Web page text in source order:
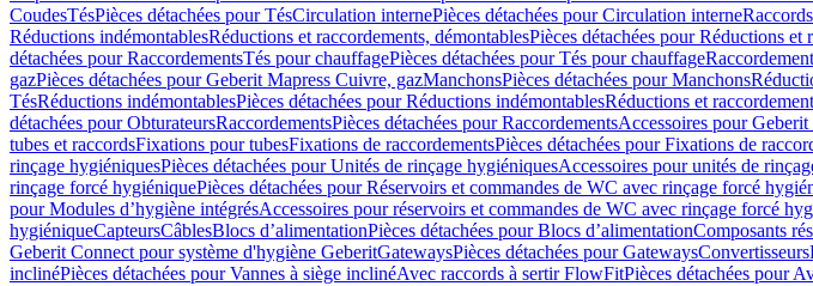
CoudesTésPièces détachées pour TésCirculation internePièces détachées pour Circulation interne
Réductions indémontablesRéductions et raccordements, démontablesPièces détachées pour Réductions et
détachées pour RaccordementsTés pour chauffagePièces détachées pour Tés pour chauffage
gazPièces détachées pour Geberit Mapress Cuivre, gazManchonsPièces détachées pour Manchons
TésRéductions indémontablesPièces détachées pour Réductions indémontablesRéductions et
détachées pour ObturateursRaccordementsPièces détachées pour RaccordementsAccessoires pour
tubes et raccordsFixations pour tubesFixations de raccordementsPièces détachées pour Fixations de
rinçage hygiéniquesPièces détachées pour Unités de rinçage hygiéniquesAccessoires pour unités de
rinçage forcé hygiéniquePièces détachées pour Réservoirs et commandes de WC avec rinçage forcé
pour Modules d’hygiène intégrésAccessoires pour réservoirs et commandes de WC avec rinçage forcé
hygiéniqueCapteursCâblesBlocs d’alimentationPièces détachées pour Blocs d’alimentationComposants
Geberit Connect pour système d'hygiène GeberitGatewaysPièces détachées pour GatewaysConvertisseurs
inclinéPièces détachées pour Vannes à siège inclinéAvec raccords à sertir FlowFitPièces détachées pour